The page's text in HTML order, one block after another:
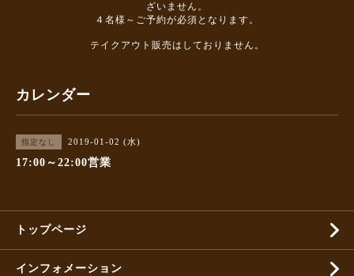
ざいません。
４名様～ご予約が必須となります。
テイクアウト販売はしておりません。
カレンダー
指定なし 2019-01-02 (水)
17:00～22:00営業
トップページ
インフォメーション